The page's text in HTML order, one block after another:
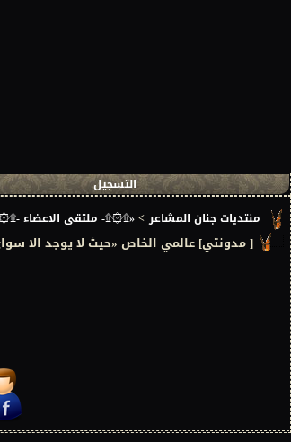
التسجيل
منتديات جنان المشاعر >«۩۞۩- ملتقى الاعضاء -
[ مدونتي] عالمي الخاص «حيث لا يوجد الا